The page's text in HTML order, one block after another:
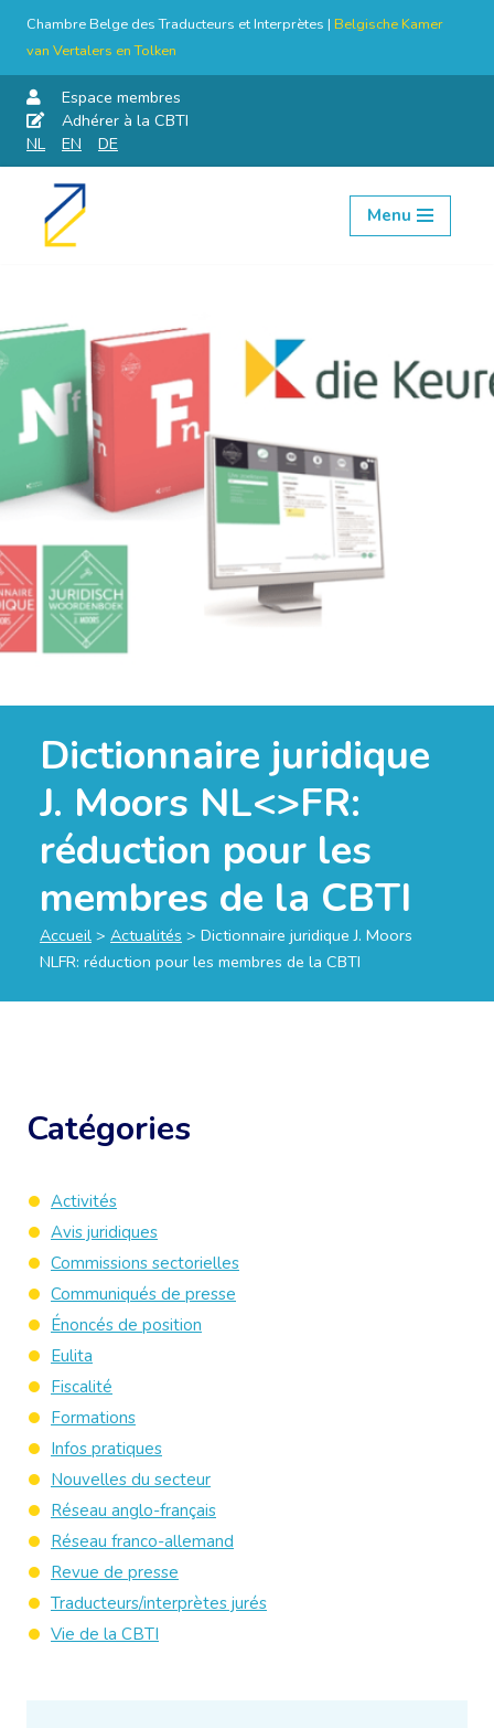
Chambre Belge des Traducteurs et Interprètes | Belgische Kamer
van Vertalers en Tolken
Espace membres
Adhérer à la CBTI
NL
EN DE
Aller
Menu
Dictionnaire juridique
J. Moors NL<>FR:
réduction pour les
membres de la CBTI
Accueil > Actualités > Dictionnaire juridique J. Moors
NLFR: réduction pour les membres de la CBTI
Catégories
Activités
Avis juridiques
Commissions sectorielles
Communiqués de presse
Énoncés de position
Eulita
Fiscalité
Formations
Infos pratiques
Nouvelles du secteur
Réseau anglo-français
Réseau franco-allemand
Revue de presse
Traducteurs/interprètes jurés
Vie de la CBTI